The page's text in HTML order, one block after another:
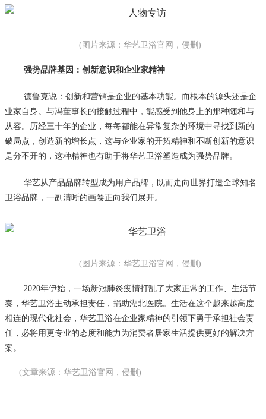
(图片来源：华艺卫浴官网，侵删)
强势品牌基因：创新意识和企业家精神
德鲁克说：创新和营销是企业的基本功能。而根本的源头还是企
业家自身。与冯董事长的接触过程中，能感受到他身上的那种随和与
从容。历经三十年的企业，每每都能在异常复杂的环境中寻找到新的
破局点，创造新的增长点，这与企业家的开拓精神和不断创新的意识
是分不开的，这种精神也有助于将华艺卫浴塑造成为强势品牌。
华艺从产品品牌转型成为用户品牌，既而走向世界打造全球知名
卫浴品牌，一副清晰的画卷正向我们展开。
(图片来源：华艺卫浴官网，侵删)
2020年伊始，一场新冠肺炎疫情打乱了大家正常的工作、生活节
奏，华艺卫浴主动承担责任，捐助湖北医院。生活在这个越来越高度
相连的现代化社会，华艺卫浴在企业家精神的引领下勇于承担社会责
任，必将用更专业的态度和能力为消费者居家生活提供更好的解决方
案。
(文章来源：华艺卫浴官网，侵删)